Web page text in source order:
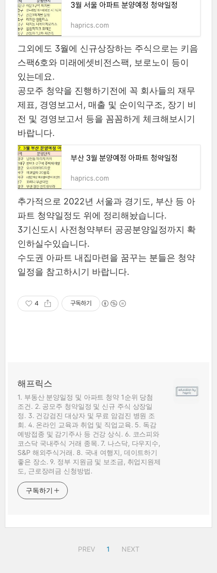
3월 서울 아파트 분양예정 청약일정
haprics.com
그외에도 3월에 신규상장하는 주식으로는 키음
스팩6호와 미래에셋비전스팩, 보로노이 등이
있는데요.
공모주 청약을 진행하기전에 꼭 회사들의 재무
제표, 경영보고서, 매출 및 순이익구조, 장기 비
전 및 경영보고서 등을 꼼꼼하게 체크해보시기
바랍니다.
부산 3월 분양예정 아파트 청약일정
haprics.com
추가적으로 2022년 서울과 경기도, 부산 등 아
파트 청약일정도 위에 정리해놨습니다.
3기신도시 사전청약부터 공공분양일정까지 확
인하실수있습니다.
수도권 아파트 내집마련을 꿈꾸는 분들은 청약
일정을 참고하시기 바랍니다.
4 구독하기
해프릭스
1. 부동산 분양일정 및 아파트 청약 1순위 당첨
조건. 2. 공모주 청약일정 및 신규 주식 상장일
정. 3. 건강검진 대상자 및 무료 암검진 병원 조
회. 4. 온라인 교육과 취업 및 직업교육. 5. 독감
예방접종 및 감기주사 등 건강 상식. 6. 코스피와
코스닥 국내주식 거래 종목. 7. 나스닥, 다우지수,
S&P 해외주식거래. 8. 국내 여행지, 데이트하기
좋은 장소. 9. 정부 지원금 및 보조금, 취업지원제
도, 근로장려금 신청방법.
구독하기
PREV 1 NEXT